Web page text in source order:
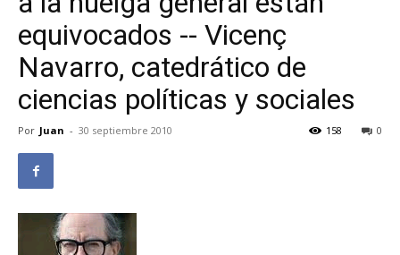
equivocados -- Vicenç
Navarro, catedrático de
ciencias políticas y sociales
Por Juan - 30 septiembre 2010 0
158